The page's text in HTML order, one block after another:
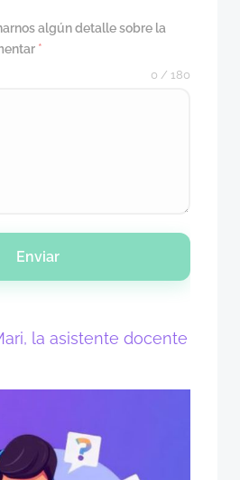
algún detalle sobre la
*
0 / 180
Enviar
la asistente docente